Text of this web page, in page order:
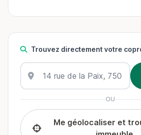
Trouvez directement votre
OU
Me géolocaliser et